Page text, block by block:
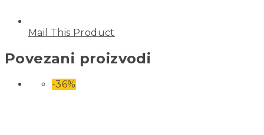
Mail This Product
Povezani proizvodi
-36%